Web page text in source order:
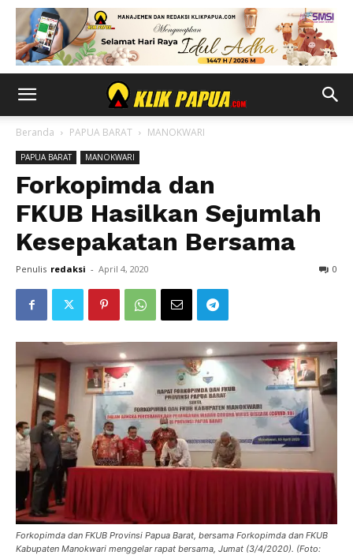
Beranda PAPUA BARAT MANOKWARI
PAPUA BARAT MANOKWARI
Forkopimda dan
FKUB Hasilkan Sejumlah
Kesepakatan Bersama
Penulis redaksi - April 4, 2020 0
Forkopimda dan FKUB Provinsi Papua Barat, bersama Forkopimda dan FKUB
Kabupaten Manokwari menggelar rapat bersama, Jumat (3/4/2020). (Foto: